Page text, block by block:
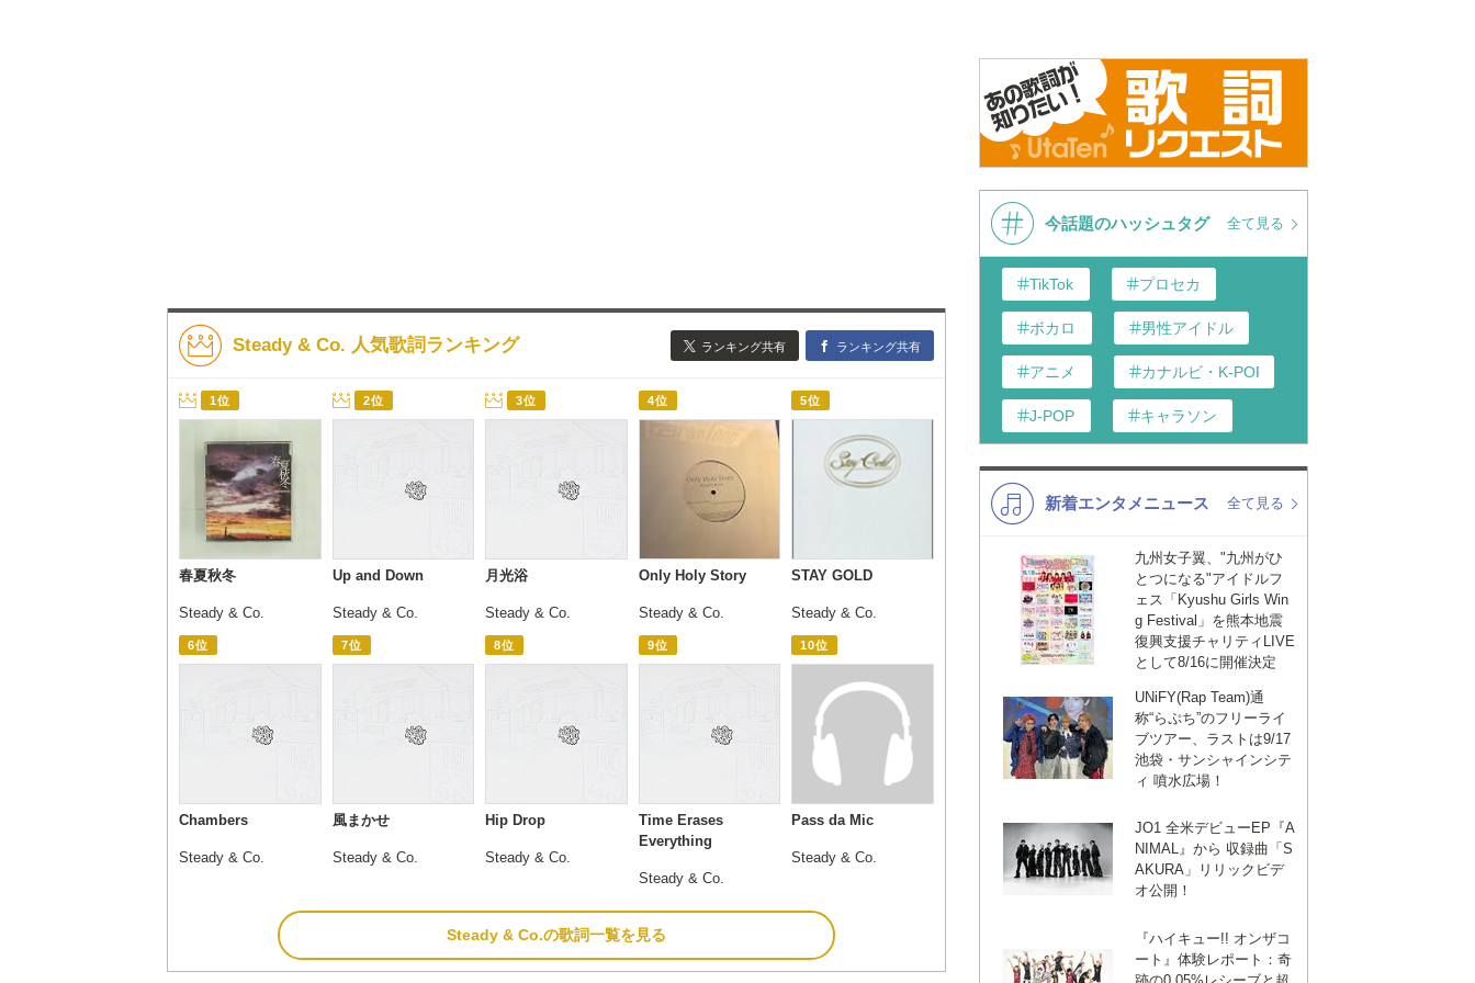
Steady & Co. 人気歌詞ランキング ランキング共有 ランキング共有
1位
春夏秋冬
Steady & Co.
2位
Up and Down
Steady & Co.
3位
月光浴
Steady & Co.
4位
Only Holy Story
Steady & Co.
5位
STAY GOLD
Steady & Co.
6位
Chambers
Steady & Co.
7位
風まかせ
Steady & Co.
8位
Hip Drop
Steady & Co.
9位
Time Erases
Everything
Steady & Co.
10位
Pass da Mic
Steady & Co.
Steady & Co.の歌詞一覧を見る
今話題のハッシュタグ 全て見る
TikTok プロセカ
ボカロ 男性アイドル
アニメ カナルビ・K-POP和訳
J-POP キャラソン
K-POP 演歌・歌謡
洋楽
VTuber ディズニー
新着エンタメニュース 全て見る
九州女子翼、"九州がひ
とつになる"アイドルフ
ェス「Kyushu Girls Win
g Festival」を熊本地震
復興支援チャリティLIVE
として8/16に開催決定
UNiFY(Rap Team)通
称“らぷち”のフリーライ
ブツアー、ラストは9/17
池袋・サンシャインシテ
ィ 噴水広場！
JO1 全米デビューEP『A
NIMAL』から 収録曲「S
AKURA」リリックビデ
オ公開！
『ハイキュー!! オンザコ
ート』体験レポート：奇
跡の0.05%レシーブと超